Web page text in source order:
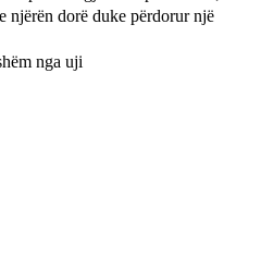
njërën dorë duke përdorur një
nga uji